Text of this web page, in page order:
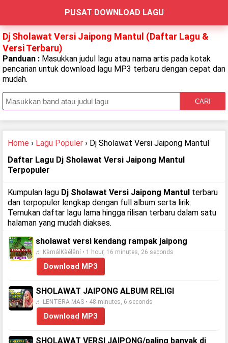
PUSAT DOWNLOAD LAGU
Dj Sholawat Versi Jaipong Mantul (Daftar Lagu &
Versi Terbaru)
Panduan : Masukkan judul lagu atau nama artis pada kotak
pencarian untuk download lagu MP3 terbaru dengan cepat dan
mudah.
CARI
Home › Lagu Populer › Dj Sholawat Versi Jaipong Mantul
Daftar Lagu Dj Sholawat Versi Jaipong Mantul
Terpopuler
Kumpulan lagu Dj Sholawat Versi Jaipong Mantul terbaru
dan terpopuler lengkap dengan full album serta lirik.
Temukan daftar lagu lama hingga rilisan terbaru dalam satu
halaman yang mudah diakses.
sholawat versi kendang rampak jaipong
♬ KàmálKàêlâní • 1 hour, 16 minutes, 26 seconds
Download MP3
SHOLAWAT JAIPONG ALBUM RELIGI
♬ LENTERA MAS • 48 minutes, 6 seconds
Download MP3
SHOLAWAT VERSI JAIPONG/paling banyak di